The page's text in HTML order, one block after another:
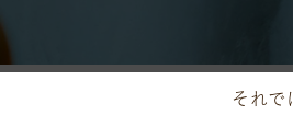
それで